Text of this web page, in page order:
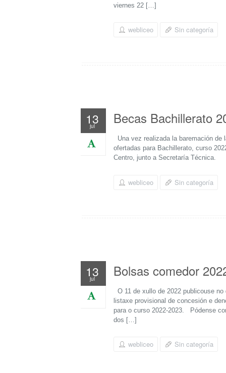
viernes 22 […]
webliceo Sin categoría
13
jul Becas Bachillerato
Una vez realizada la baremación
ofertadas para Bachillerato, curso
Centro, junto a Secretaría Técnica.
webliceo Sin categoría
13
jul Bolsas comedor
O 11 de xullo de 2022 publicouse
listaxe provisional de concesión e
para o curso 2022-2023. Pódense
dos […]
webliceo Sin categoría